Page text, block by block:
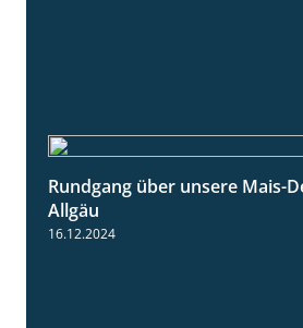
Rundgang über unsere Mais-
Allgäu
16.12.2024